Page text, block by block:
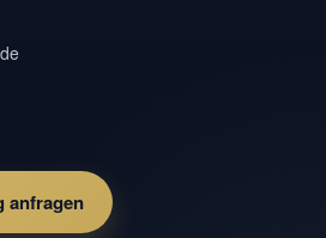
anfragen